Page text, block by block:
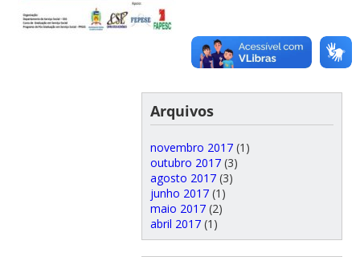
Arquivos
novembro 2017(1)
outubro 2017(3)
agosto 2017(3)
junho 2017(1)
maio 2017(2)
abril 2017(1)